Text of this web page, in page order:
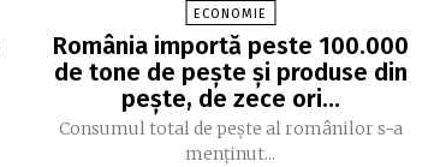
ECONOMIE
România importă peste 100.000
de tone de peşte şi produse din
peşte, de zece ori…
Consumul total de peşte al ro­mâ­nilor s-a
menţinut...